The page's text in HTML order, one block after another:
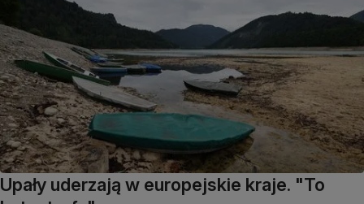
Upały uderzają w europejskie kraje. "To